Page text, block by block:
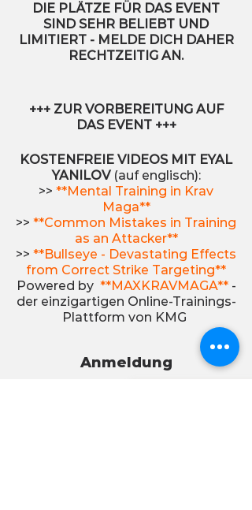
DIE PLÄTZE FÜR DAS EVENT
SIND SEHR BELIEBT UND
LIMITIERT - MELDE DICH DAHER
RECHTZEITIG AN.
+++ ZUR VORBEREITUNG AUF
DAS EVENT +++
KOSTENFREIE VIDEOS MIT EYAL
YANILOV(auf englisch):
>> **Mental Training in Krav
Maga**
>> **Common Mistakes in Training
as an Attacker**
>> **Bullseye - Devastating Effects
from Correct Strike Targeting**
Powered by **MAXKRAVMAGA**-
der einzigartigen Online-Trainings-
Plattform von KMG
Anmeldung